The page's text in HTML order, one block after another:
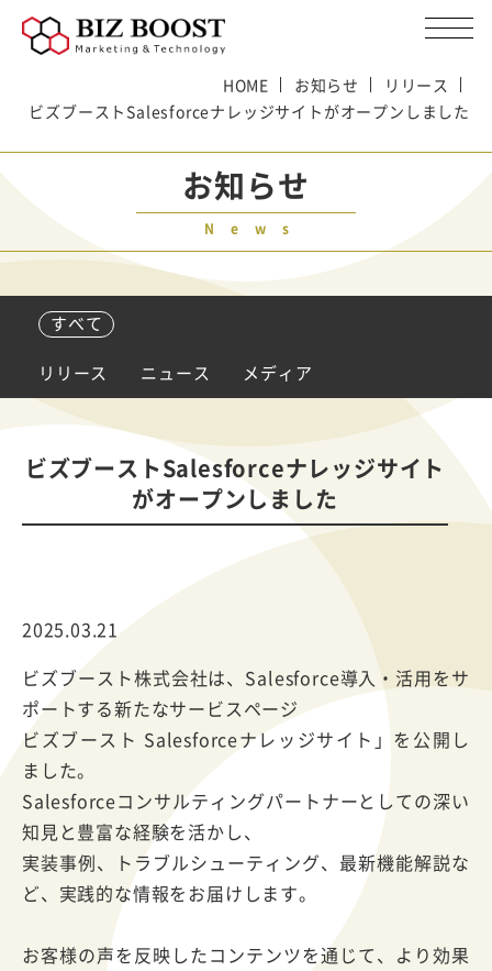
HOME お知らせ
リリース
ビズブーストSalesforceナレッジサイトがオープンしました
お知らせ
News
リリース ニュース メディア
すべて
ビズブーストSalesforceナレッジサイト
がオープンしました
2025.03.21
ビズブースト株式会社は、Salesforce導入・活用をサ
ポートする新たなサービスページ
ビズブースト Salesforceナレッジサイト」を公開し
ました。
Salesforceコンサルティングパートナーとしての深い
知見と豊富な経験を活かし、
実装事例、トラブルシューティング、最新機能解説な
ど、実践的な情報をお届けします。
お客様の声を反映したコンテンツを通じて、より効果